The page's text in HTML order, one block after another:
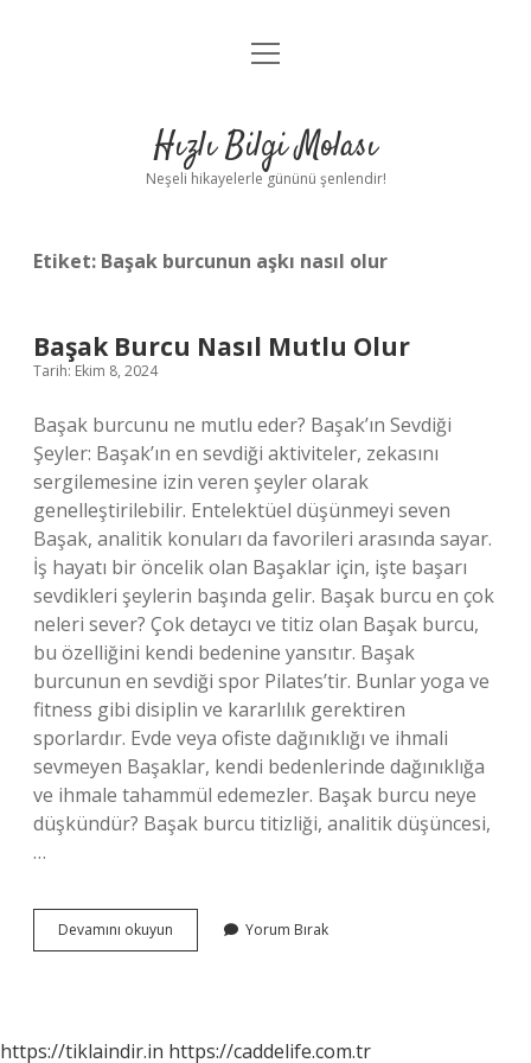
Anasayfa
Yasal Uyarı
menüyü
Hızlı Bilgi Molası
Neşeli hikayelerle gününü şenlendir!
Etiket: Başak burcunun aşkı nasıl olur
Başak Burcu Nasıl Mutlu Olur
Tarih: Ekim 8, 2024
Başak burcunu ne mutlu eder? Başak’ın Sevdiği
Şeyler: Başak’ın en sevdiği aktiviteler, zekasını
sergilemesine izin veren şeyler olarak
genelleştirilebilir. Entelektüel düşünmeyi seven
Başak, analitik konuları da favorileri arasında sayar.
İş hayatı bir öncelik olan Başaklar için, işte başarı
sevdikleri şeylerin başında gelir. Başak burcu en çok
neleri sever? Çok detaycı ve titiz olan Başak burcu,
bu özelliğini kendi bedenine yansıtır. Başak
burcunun en sevdiği spor Pilates’tir. Bunlar yoga ve
fitness gibi disiplin ve kararlılık gerektiren
sporlardır. Evde veya ofiste dağınıklığı ve ihmali
sevmeyen Başaklar, kendi bedenlerinde dağınıklığa
ve ihmale tahammül edemezler. Başak burcu neye
düşkündür? Başak burcu titizliği, analitik düşüncesi,
…
Devamını okuyun
Burcu
Yorum Bırak
https://tiklaindir.in https://caddelife.com.tr